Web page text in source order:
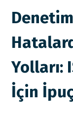
Yolları:
İçin